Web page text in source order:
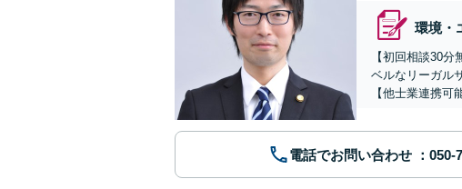
環境・
【初回相談30
ベルなリーガル
【他士業連携可
電話でお問い合わせ